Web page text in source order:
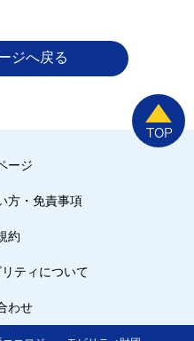
ジへ戻る
ージ
方・免責事項
約
ティについて
わせ